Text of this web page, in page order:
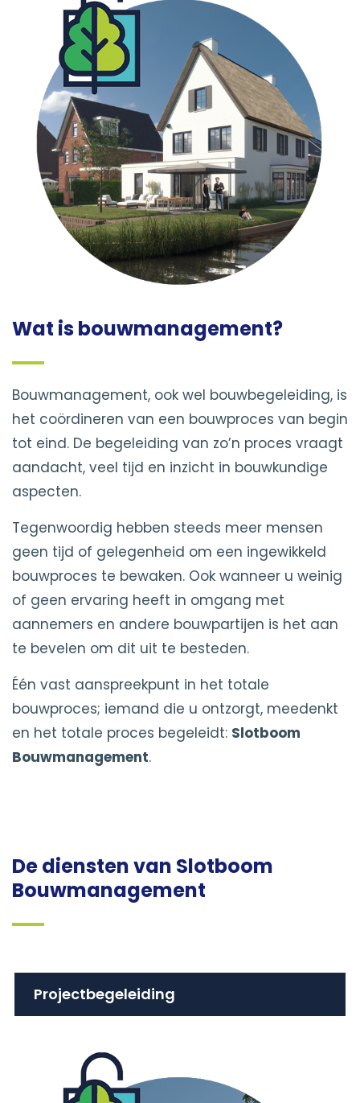
Wat is bouwmanagement?
Bouwmanagement, ook wel bouwbegeleiding, is
het coördineren van een bouwproces van begin
tot eind. De begeleiding van zo’n proces vraagt
aandacht, veel tijd en inzicht in bouwkundige
aspecten.
Tegenwoordig hebben steeds meer mensen
geen tijd of gelegenheid om een ingewikkeld
bouwproces te bewaken. Ook wanneer u weinig
of geen ervaring heeft in omgang met
aannemers en andere bouwpartijen is het aan
te bevelen om dit uit te besteden.
Één vast aanspreekpunt in het totale
bouwproces; iemand die u ontzorgt, meedenkt
en het totale proces begeleidt: Slotboom
Bouwmanagement.
De diensten van Slotboom
Bouwmanagement
Projectbegeleiding